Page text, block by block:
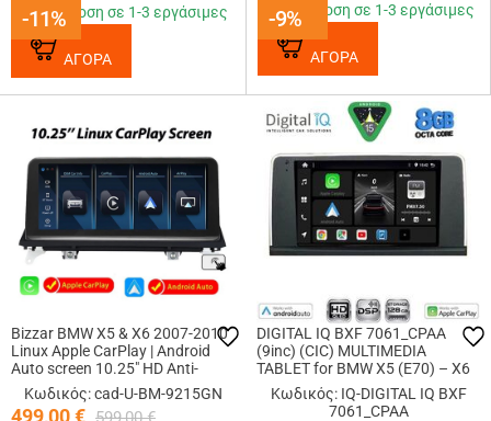
-11%
-11%
Παράδοση σε 1-3 εργάσιμες
ΑΓΟΡΑ
-9%
-9%
Παράδοση σε 1-3 εργάσιμες
ΑΓΟΡΑ
Bizzar BMW X5 & X6 2007-2010
Linux Apple CarPlay | Android
Auto screen 10.25″ HD Anti-
reflection
Κωδικός: cad-U-BM-9215GN
499,00€
DIGITAL IQ BXF 7061_CPAA
(9inc) (CIC) MULTIMEDIA
TABLET for BMW X5 (E70) – X6
(E71) mod. 2009-2013
Κωδικός: IQ-DIGITAL IQ BXF
7061_CPAA